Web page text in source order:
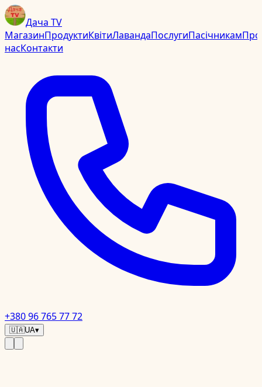
Дача TV
МагазинПродуктиКвітиЛавандаПослугиПасічникамПро
насКонтакти
+380 96 765 77 72
🇺🇦UA▾